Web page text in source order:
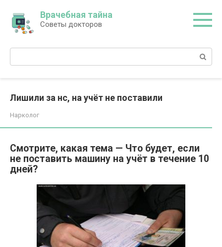
контенту
Врачебная тайна
Советы докторов
Поиск:
Лишили за нс, на учёт не поставили
Нарколог
Смотрите, какая тема — Что будет, если
не поставить машину на учёт в течение 10
дней?